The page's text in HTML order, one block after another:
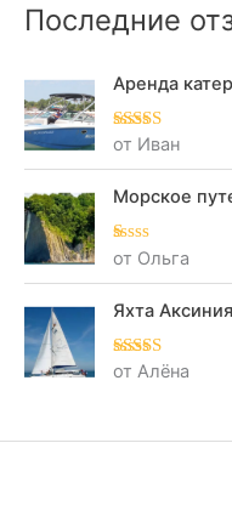
Последние
Аренда
Оценка5
от Иван
Морское
О
а
из
от Ольга
Яхта Аксиния
Оценка5из
от Алёна